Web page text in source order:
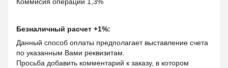
Безналичный расчет +1%:
Данный способ оплаты предполагает выставление счета
по указанным Вами реквизитам.
Просьба добавить комментарий к заказу, в котором